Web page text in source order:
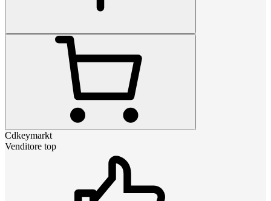
Cdkeymarkt
Venditore top